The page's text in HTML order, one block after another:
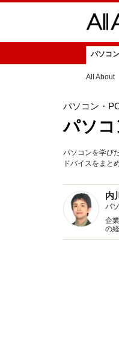
パソコ
All About
パソコン・
パソコ
パソコンを学び
ドバイスをまと
内
パ
企
の
ソ